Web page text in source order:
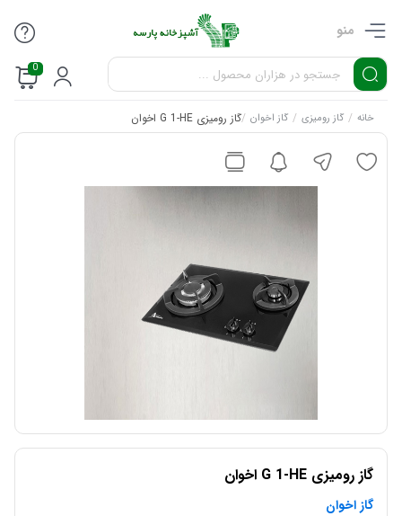
منو
0
خانه / گاز رومیزی / گاز اخوان /گاز رومیزی G 1-HE اخوان
گاز رومیزی G 1-HE اخوان
گاز اخوان